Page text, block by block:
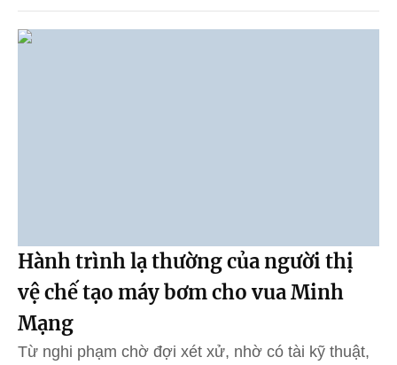
Hành trình lạ thường của người thị
vệ chế tạo máy bơm cho vua Minh
Mạng
Từ nghi phạm chờ đợi xét xử, nhờ có tài kỹ thuật,